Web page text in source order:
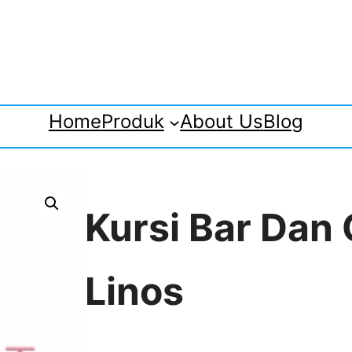
HomeProduk About UsBlog
Kursi Bar Dan
Linos